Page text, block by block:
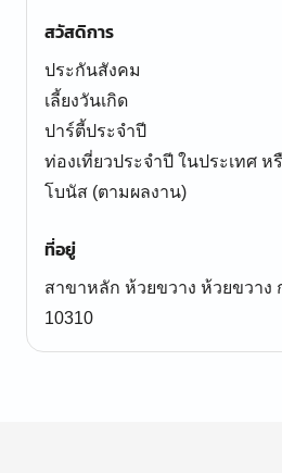
สวัสดิการ
ประกันสังคม
เลี้ยงวันเกิด
ปาร์ตี้ประจำปี
ท่องเที่ยวประจำปี ในประเทศ ห
โบนัส (ตามผลงาน)
ที่อยู่
สาขาหลัก ห้วยขวาง ห้วยขวาง
10310